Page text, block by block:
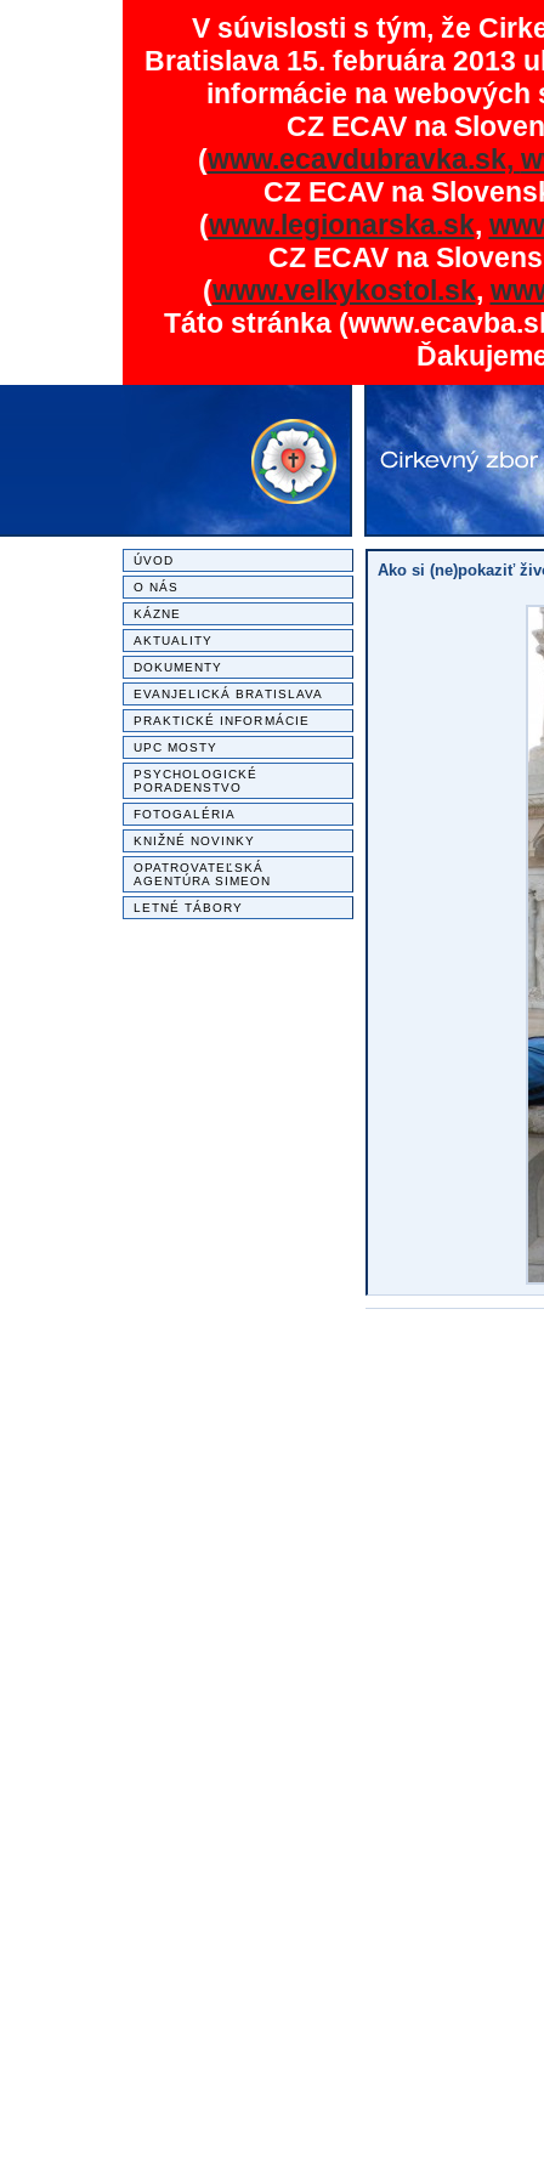
V súvislosti s tým, že
Bratislava 15. februára 2013
informácie na
CZ ECAV na
(www.ecavdubravka.sk,
CZ ECAV na
(www.legionarska.sk,
CZ ECAV na
(www.velkykostol.sk,
Táto stránka
ÚVOD
O NÁS
KÁZNE
AKTUALITY
DOKUMENTY
EVANJELICKÁ BRATISLAVA
PRAKTICKÉ INFORMÁCIE
UPC MOSTY
PSYCHOLOGICKÉ
PORADENSTVO
FOTOGALÉRIA
KNIŽNÉ NOVINKY
OPATROVATEĽSKÁ
AGENTÚRA SIMEON
LETNÉ TÁBORY
Ako si (ne)pokaziť